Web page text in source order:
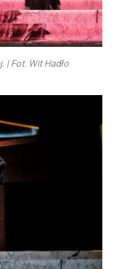
| Fot. Wit Hadło